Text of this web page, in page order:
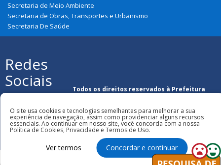
Secretaria de Meio Ambiente
Secretaria de Obras, Transportes e Urbanismo
Secretaria De Saúde
Redes
Sociais
Todos os direitos reservados à Prefeitura
O site usa cookies e tecnologias semelhantes para melhorar a sua
experiência de navegação, assim como providenciar alguns recursos
essenciais. Ao continuar em nosso site, você concorda com a nossa
Política de Cookies, Privacidade e Termos de Uso.
Ver termos Concordar e continuar